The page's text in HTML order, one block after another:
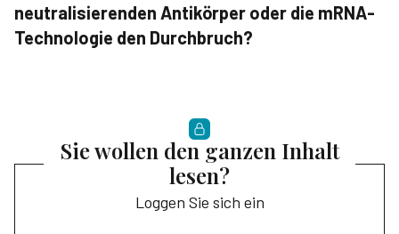
neutralisierenden Antikörper oder die mRNA-
Technologie den Durchbruch?
Sie wollen den ganzen Inhalt
lesen?
Loggen Sie sich ein